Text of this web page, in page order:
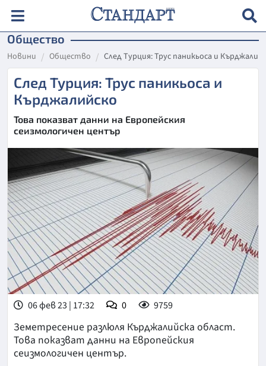
Общество
Новини Общество След Турция: Трус паникьоса и
След Турция: Трус паникьоса и
Кърджалийско
Това показват данни на Европейския
сеизмологичен център
06 фев 23 | 17:32 0 9759
Земетресение разлюля Кърджалийска област.
Това показват данни на Европейския
сеизмологичен център.